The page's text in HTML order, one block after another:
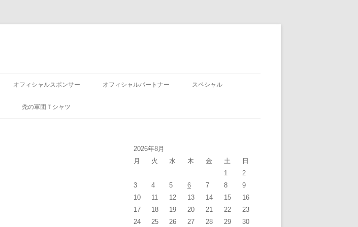
オフィシャルスポンサー オフィシャルパートナー スペシャル
禿の軍団Ｔシャツ
2026年8月
月
火 水 木 金 土
日
1
2
3
4 5 6 7 8
9
10
11 12 13 14 15
16
17
18 19 20 21 22
23
24
25 26 27 28 29 30